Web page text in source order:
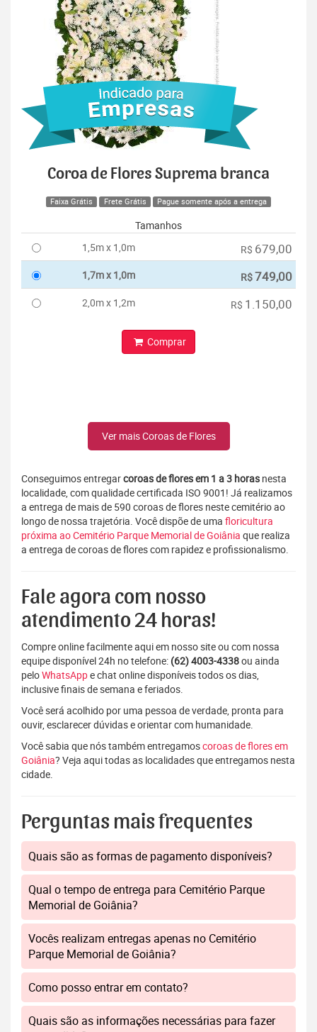
Coroa de Flores Suprema branca
Faixa Grátis Frete Grátis Pague somente após a entrega
Tamanhos
1,5m x 1,0m
R$ 679,00
1,7m x 1,0m R$749,00
2,0m x 1,2m R$ 1.150,00
Comprar
Ver mais Coroas de Flores
Conseguimos entregarcoroas de flores em 1 a 3 horas nesta
localidade, com qualidade certificada ISO 9001! Já realizamos
a entrega de mais de 590 coroas de flores neste cemitério ao
longo de nossa trajetória. Você dispõe de uma floricultura
próxima ao Cemitério Parque Memorial de Goiânia que realiza
a entrega de coroas de flores com rapidez e profissionalismo.
Fale agora com nosso
atendimento 24 horas!
Compre online facilmente aqui em nosso site ou com nossa
equipe disponível 24h no telefone: (62) 4003-4338ou ainda
peloWhatsAppe chat online disponíveis todos os dias,
inclusive finais de semana e feriados.
Você será acolhido por uma pessoa de verdade, pronta para
ouvir, esclarecer dúvidas e orientar com humanidade.
Você sabia que nós também entregamoscoroas de flores em
Goiânia? Veja aqui todas as localidades que entregamos nesta
cidade.
Perguntas mais frequentes
Quais são as formas de pagamento disponíveis?
Qual o tempo de entrega para Cemitério Parque
Memorial de Goiânia?
Vocês realizam entregas apenas no Cemitério
Parque Memorial de Goiânia?
Como posso entrar em contato?
Quais são as informações necessárias para fazer